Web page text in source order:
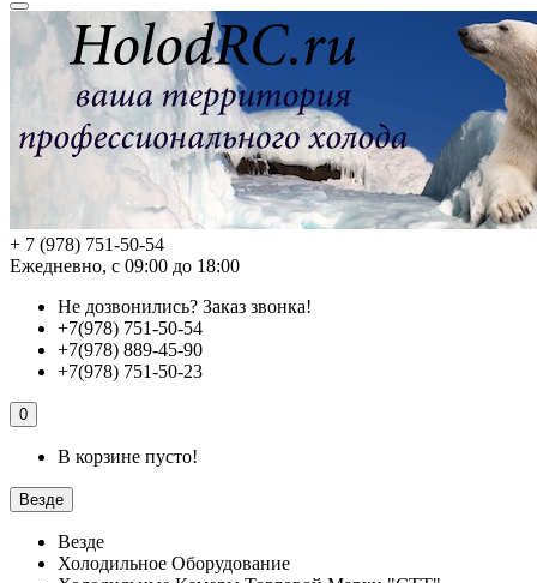
+ 7 (978) 751-50-54
Ежедневно, с 09:00 до 18:00
Не дозвонились? Заказ звонка!
+7(978) 751-50-54
+7(978) 889-45-90
+7(978) 751-50-23
0
В корзине пусто!
Везде
Везде
Холодильное Оборудование